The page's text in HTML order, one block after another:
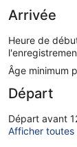
Arrivée
Heure de
Âge minimum
Départ
Départ avant
Afficher toutes